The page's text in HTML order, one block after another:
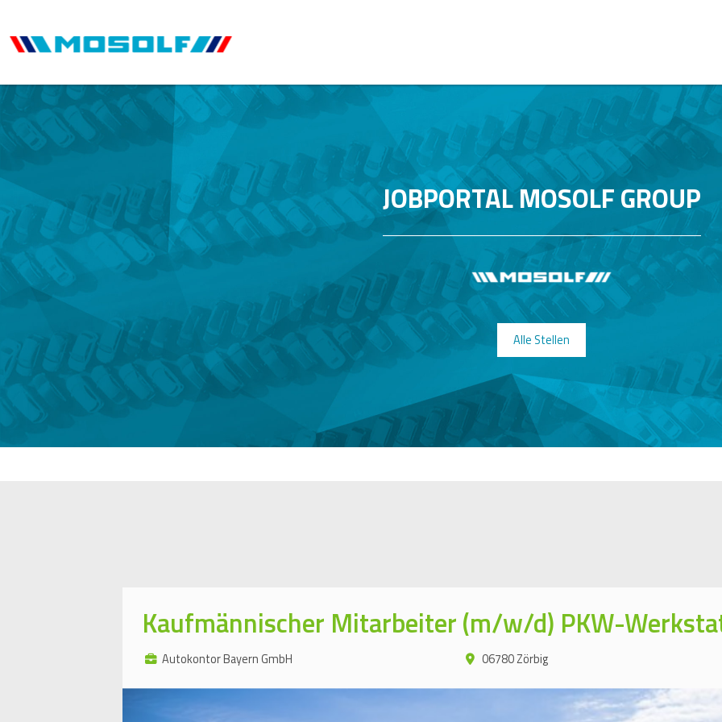
JOBPORTAL MOSOLF GROUP
Alle Stellen
Kaufmännischer Mitarbeiter (m/w/d) PKW-
Autokontor Bayern GmbH 06780 Zörbig